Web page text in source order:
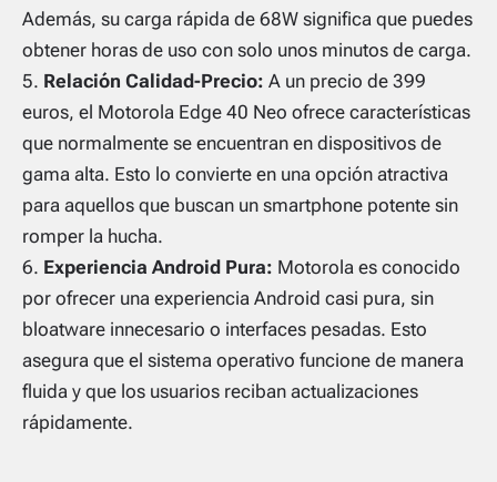
Además, su carga rápida de 68W significa que puedes
obtener horas de uso con solo unos minutos de carga.
Relación Calidad-Precio: A un precio de 399
euros, el Motorola Edge 40 Neo ofrece características
que normalmente se encuentran en dispositivos de
gama alta. Esto lo convierte en una opción atractiva
para aquellos que buscan un smartphone potente sin
romper la hucha.
Experiencia Android Pura: Motorola es conocido
por ofrecer una experiencia Android casi pura, sin
bloatware innecesario o interfaces pesadas. Esto
asegura que el sistema operativo funcione de manera
fluida y que los usuarios reciban actualizaciones
rápidamente.